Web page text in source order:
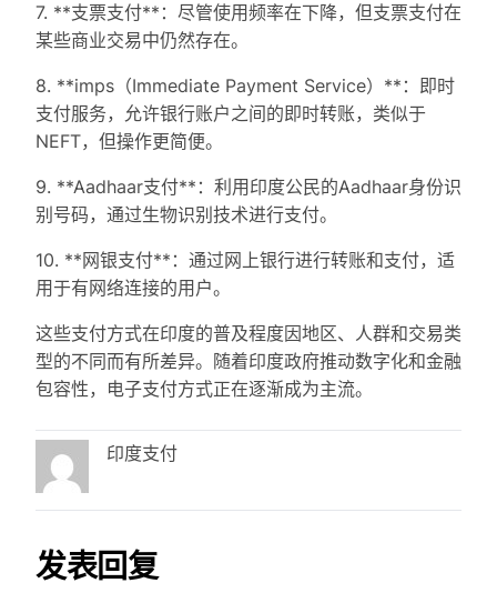
7. **支票支付**：尽管使用频率在下降，但支票支付在
某些商业交易中仍然存在。
8. **imps（Immediate Payment Service）**：即时
支付服务，允许银行账户之间的即时转账，类似于
NEFT，但操作更简便。
9. **Aadhaar支付**：利用印度公民的Aadhaar身份识
别号码，通过生物识别技术进行支付。
10. **网银支付**：通过网上银行进行转账和支付，适
用于有网络连接的用户。
这些支付方式在印度的普及程度因地区、人群和交易类
型的不同而有所差异。随着印度政府推动数字化和金融
包容性，电子支付方式正在逐渐成为主流。
印度支付
发表回复